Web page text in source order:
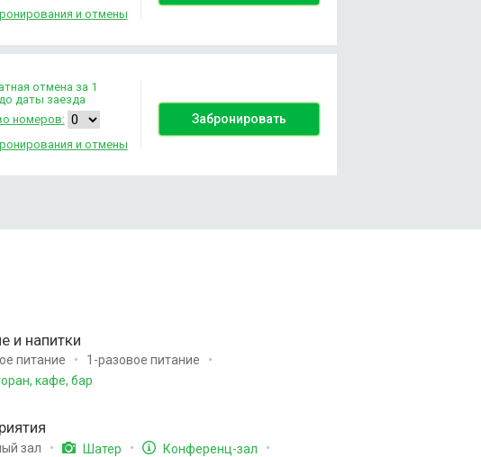
и отмены
отмена за 1
даты заезда
номеров:
и отмены
Забронировать
и напитки
питание
1-разовое питание
кафе, бар
зал Шатер
Конференц-зал